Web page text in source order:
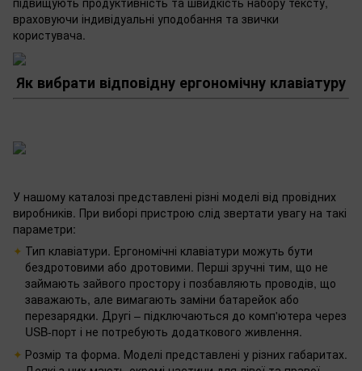
враховуючи індивідуальні уподобання та звички
користувача.
Як вибрати відповідну ергономічну клавіатуру
У нашому каталозі представлені різні моделі від провідних
виробників. При виборі пристрою слід звертати увагу на такі
параметри:
Тип клавіатури. Ергономічні клавіатури можуть бути
бездротовими або дротовими. Перші зручні тим, що не
займають зайвого простору і позбавляють проводів, що
заважають, але вимагають заміни батарейок або
перезарядки. Другі – підключаються до комп'ютера через
USB-порт і не потребують додаткового живлення.
Розмір та форма. Моделі представлені у різних габаритах.